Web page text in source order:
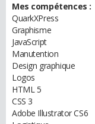
Mes compétences :
QuarkXPress
Graphisme
JavaScript
Manutention
Design graphique
Logos
HTML 5
CSS 3
Adobe Illustrator CS6